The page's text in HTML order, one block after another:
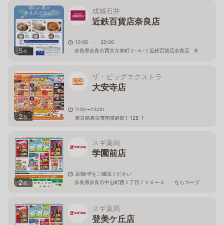
5枚
成城石井
近鉄百貨店奈良店
10:00 - 20:00
奈良県奈良市西大寺東町２-４-１近鉄百貨店奈良店 B
2枚
ザ・ビッグエクストラ
大安寺店
7:00〜23:00
奈良県奈良市南京終町1-128-1
2枚
スギ薬局
学園前店
店舗HPをご確認ください
奈良県奈良市中山町西１丁目７１６ー３ ならコープ
スギ薬局
登美ケ丘店